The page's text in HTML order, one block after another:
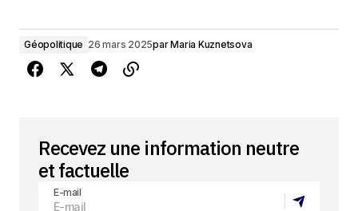
Géopolitique 26 mars 2025parMaria Kuznetsova
Recevez une information neutre
et factuelle
E-mail